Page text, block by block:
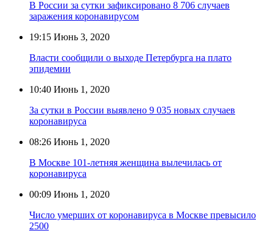
В России за сутки зафиксировано 8 706 случаев
заражения коронавирусом
19:15 Июнь 3, 2020
Власти сообщили о выходе Петербурга на плато
эпидемии
10:40 Июнь 1, 2020
За сутки в России выявлено 9 035 новых случаев
коронавируса
08:26 Июнь 1, 2020
В Москве 101-летняя женщина вылечилась от
коронавируса
00:09 Июнь 1, 2020
Число умерших от коронавируса в Москве превысило
2500